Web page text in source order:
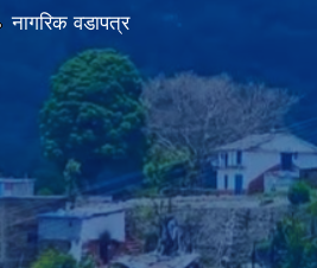
नागरिक वडापत्र